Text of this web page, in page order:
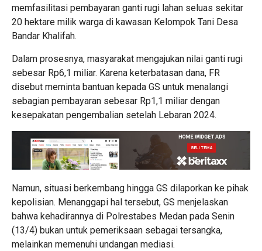
memfasilitasi pembayaran ganti rugi lahan seluas sekitar
20 hektare milik warga di kawasan Kelompok Tani Desa
Bandar Khalifah.
Dalam prosesnya, masyarakat mengajukan nilai ganti rugi
sebesar Rp6,1 miliar. Karena keterbatasan dana, FR
disebut meminta bantuan kepada GS untuk menalangi
sebagian pembayaran sebesar Rp1,1 miliar dengan
kesepakatan pengembalian setelah Lebaran 2024.
Namun, situasi berkembang hingga GS dilaporkan ke pihak
kepolisian. Menanggapi hal tersebut, GS menjelaskan
bahwa kehadirannya di Polrestabes Medan pada Senin
(13/4) bukan untuk pemeriksaan sebagai tersangka,
melainkan memenuhi undangan mediasi.